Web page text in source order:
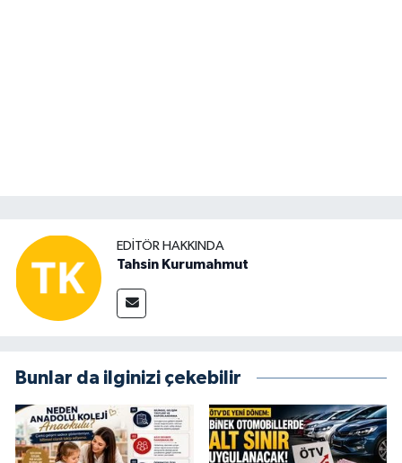
EDITÖR HAKKINDA
Tahsin Kurumahmut
Bunlar da ilginizi çekebilir